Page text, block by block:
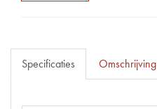
Specificaties Omschrijving